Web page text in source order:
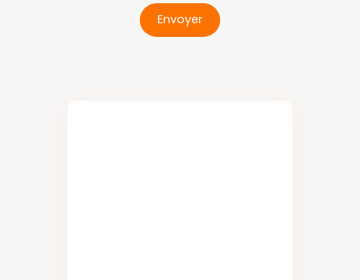
Envoyer